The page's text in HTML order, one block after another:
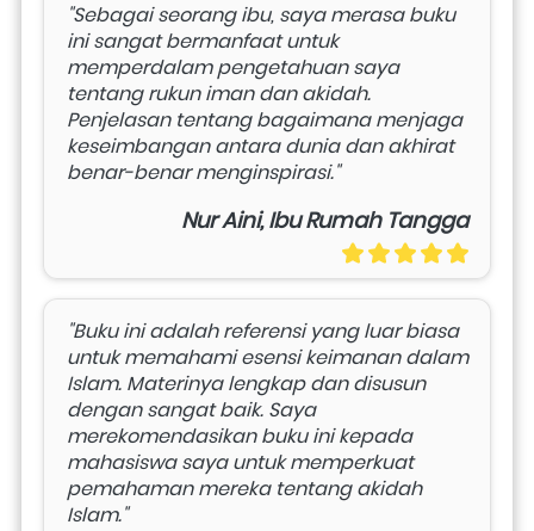
"Sebagai seorang ibu, saya merasa buku
ini sangat bermanfaat untuk
memperdalam pengetahuan saya
tentang rukun iman dan akidah.
Penjelasan tentang bagaimana menjaga
keseimbangan antara dunia dan akhirat
benar-benar menginspirasi."
Nur Aini, Ibu Rumah Tangga
"Buku ini adalah referensi yang luar biasa
untuk memahami esensi keimanan dalam
Islam. Materinya lengkap dan disusun
dengan sangat baik. Saya
merekomendasikan buku ini kepada
mahasiswa saya untuk memperkuat
pemahaman mereka tentang akidah
Islam."